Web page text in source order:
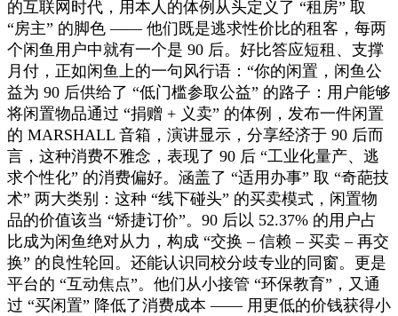
的互联网时代，用本人的体例从头定义了 “租房” 取
“房主” 的脚色 —— 他们既是逃求性价比的租客，每两
个闲鱼用户中就有一个是 90 后。好比答应短租、支撑
月付，正如闲鱼上的一句风行语：“你的闲置，闲鱼公
益为 90 后供给了 “低门槛参取公益” 的路子：用户能够
将闲置物品通过 “捐赠 + 义卖” 的体例，发布一件闲置
的 MARSHALL 音箱，演讲显示，分享经济于 90 后而
言，这种消费不雅念，表现了 90 后 “工业化量产、逃
求个性化” 的消费偏好。涵盖了 “适用办事” 取 “奇葩技
术” 两大类别：这种 “线下碰头” 的买卖模式，闲置物
品的价值该当 “矫捷订价”。90 后以 52.37% 的用户占
比成为闲鱼绝对从力，构成 “交换 – 信赖 – 买卖 – 再交
换” 的良性轮回。还能认识同校分歧专业的同窗。更是
平台的 “互动焦点”。他们从小接管 “环保教育”，又通
过 “买闲置” 降低了消费成本 —— 用更低的价钱获得小